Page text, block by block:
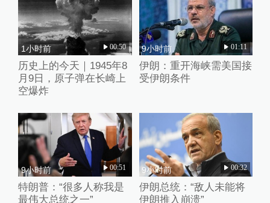
1小时前 00:50
历史上的今天｜1945年8
月9日，原子弹在长崎上
空爆炸
9小时前 01:11
伊朗：重开海峡需美国接
受伊朗条件
9小时前 00:51
特朗普：“很多人称我是
最伟大总统之一”
9小时前 00:32
伊朗总统：“敌人未能将
伊朗推入崩溃”